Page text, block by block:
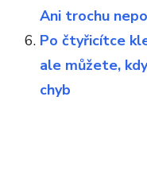
Ani trochu
Po čtyřicítce
ale můžete,
chyb